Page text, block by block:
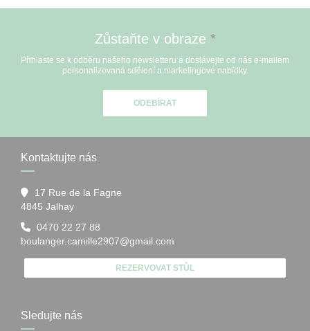
Zůstaňte v obraze *
Přihlaste se k odběru našeho newsletteru a dostávejte od nás e-mailem
personalizovaná sdělení a marketingové nabídky.
ODEBÍRAT
Kontaktujte nás
17 Rue de la Fagne
4845 Jalhay((otevře se v novém okně))
0470 22 27 88
boulanger.camille2907@gmail.com
REZERVOVAT STŮL
Sledujte nás